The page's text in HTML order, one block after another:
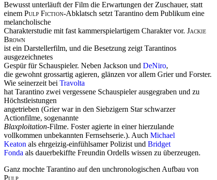
Bewusst unterläuft der Film die Erwartungen der Zuschauer, statt
einem Pulp Fiction-Abklatsch setzt Tarantino dem Publikum eine
melancholische
Charakterstudie mit fast kammerspielartigem Charakter vor. Jackie
Brown
ist ein Darstellerfilm, und die Besetzung zeigt Tarantinos
ausgezeichnetes
Gespür für Schauspieler. Neben Jackson und DeNiro,
die gewohnt grossartig agieren, glänzen vor allem Grier und Forster.
Wie seinerzeit bei Travolta
hat Tarantino zwei vergessene Schauspieler ausgegraben und zu
Höchstleistungen
angetrieben (Grier war in den Siebzigern Star schwarzer
Actionfilme, sogenannte
Blaxploitation-Filme. Foster agierte in einer hierzulande
vollkommen unbekannten Fernsehserie.). Auch Michael
Keaton als ehrgeizig-einfühlsamer Polizist und Bridget
Fonda als dauerbekiffte Freundin Ordells wissen zu überzeugen.
Ganz mochte Tarantino auf den unchronologischen Aufbau von
Pulp